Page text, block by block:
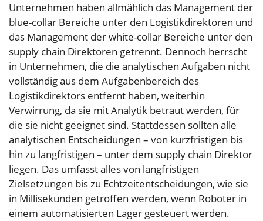
Unternehmen haben allmählich das Management der
blue-collar Bereiche unter den Logistikdirektoren und
das Management der white-collar Bereiche unter den
supply chain Direktoren getrennt. Dennoch herrscht
in Unternehmen, die die analytischen Aufgaben nicht
vollständig aus dem Aufgabenbereich des
Logistikdirektors entfernt haben, weiterhin
Verwirrung, da sie mit Analytik betraut werden, für
die sie nicht geeignet sind. Stattdessen sollten alle
analytischen Entscheidungen – von kurzfristigen bis
hin zu langfristigen – unter dem supply chain Direktor
liegen. Das umfasst alles von langfristigen
Zielsetzungen bis zu Echtzeitentscheidungen, wie sie
in Millisekunden getroffen werden, wenn Roboter in
einem automatisierten Lager gesteuert werden.